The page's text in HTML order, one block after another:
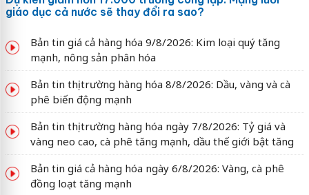
giáo dục cả nước sẽ thay đổi ra sao?
Bản tin giá cả hàng hóa 9/8/2026: Kim loại quý tăng
mạnh, nông sản phân hóa
Bản tin thị trường hàng hóa 8/8/2026: Dầu, vàng và cà
phê biến động mạnh
Bản tin thị trường hàng hóa ngày 7/8/2026: Tỷ giá và
vàng neo cao, cà phê tăng mạnh, dầu thế giới bật tăng
Bản tin giá cả hàng hóa ngày 6/8/2026: Vàng, cà phê
đồng loạt tăng mạnh